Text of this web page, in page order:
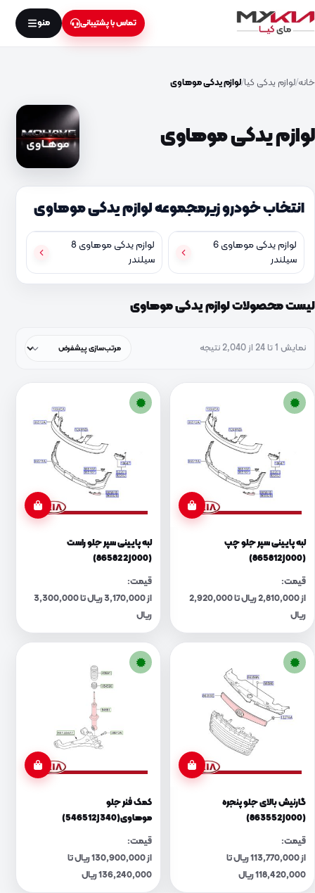
تماس با پشتیبانی منو
خانه لوازم یدکی کیا لوازم یدکی موهاوی
لوازم یدکی موهاوی
انتخاب خودرو زیرمجموعه لوازم یدکی موهاوی
لوازم یدکی موهاوی 6
سیلندر
لوازم یدکی موهاوی 8
سیلندر
لیست محصولات لوازم یدکی موهاوی
نمایش 1 تا 24 از 2,040 نتیجه
لبه پایینی سپر جلو چپ
(865812J000)
قیمت:
از 2,810,000 ریال تا 2,920,000
ریال
لبه پایینی سپر جلو راست
(865822J000)
قیمت:
از 3,170,000 ریال تا 3,300,000
ریال
گارنیش بالای جلو پنجره
(863552J000)
قیمت:
از 113,770,000 ریال تا
118,420,000 ریال
کمک فنر جلو
موهاوی(546512J340)
قیمت:
از 130,900,000 ریال تا
136,240,000 ریال